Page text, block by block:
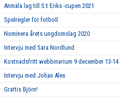
Anmäla lag till S:t Eriks -cupen 2021
Spelregler för fotboll
Nominera årets ungdomslag 2020
Intervju med Sara Nordlund
Kostnadsfritt webbinarium 9 december 13-14
Intervju med Johan Alex
Grattis Björn!